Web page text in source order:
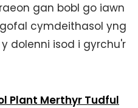
gan bobl go iawn
cymdeithasol yng
dolenni isod i gyrchu'r
Plant Merthyr Tudful